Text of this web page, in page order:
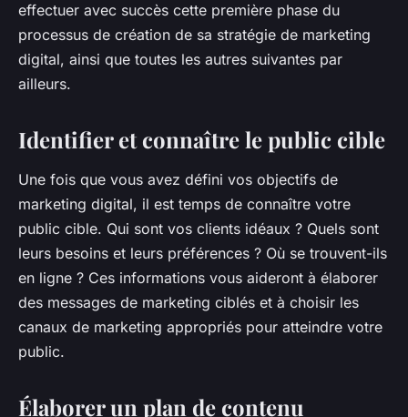
effectuer avec succès cette première phase du
processus de création de sa stratégie de marketing
digital, ainsi que toutes les autres suivantes par
ailleurs.
Identifier et connaître le public cible
Une fois que vous avez défini vos objectifs de
marketing digital, il est temps de connaître votre
public cible. Qui sont vos clients idéaux ? Quels sont
leurs besoins et leurs préférences ? Où se trouvent-ils
en ligne ? Ces informations vous aideront à élaborer
des messages de marketing ciblés et à choisir les
canaux de marketing appropriés pour atteindre votre
public.
Élaborer un plan de contenu